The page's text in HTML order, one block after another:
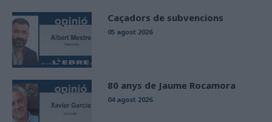
Caçadors de subvencions
05 agost 2026
80 anys de Jaume Rocamora
04 agost 2026